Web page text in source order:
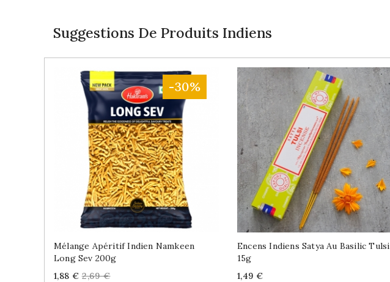
Suggestions De Produits Indiens
-30%
Mélange Apéritif Indien Namkeen
Long Sev 200g
Price
1,88 € Regular
2,69 €
Encens Indiens Satya Au Basilic Tulsi
15g
Price
1,49 €